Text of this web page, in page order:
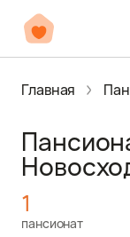
Главная
1
пансионат